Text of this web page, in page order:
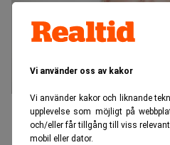
Vi använder oss av kakor
Vi använder kakor och liknande
upplevelse som möjligt på
och/eller får tillgång till viss
mobil eller dator.
"Vi blir allt mer